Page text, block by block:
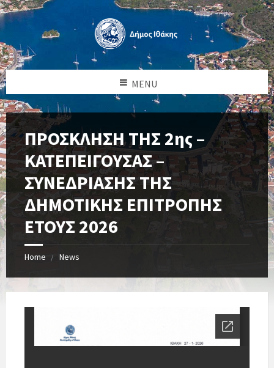
MENU
ΠΡΟΣΚΛΗΣΗ ΤΗΣ 2ης –
ΚΑΤΕΠΕΙΓΟΥΣΑΣ –
ΣΥΝΕΔΡΙΑΣΗΣ ΤΗΣ
ΔΗΜΟΤΙΚΗΣ ΕΠΙΤΡΟΠΗΣ
ΕΤΟΥΣ 2026
Home News